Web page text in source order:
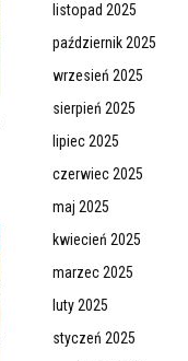
listopad 2025
październik 2025
wrzesień 2025
sierpień 2025
lipiec 2025
czerwiec 2025
maj 2025
kwiecień 2025
marzec 2025
luty 2025
styczeń 2025